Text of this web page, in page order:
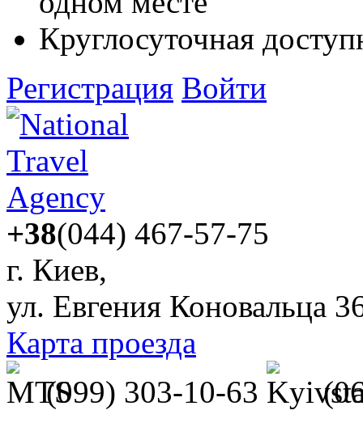
Круглосуточная
Регистрация Войти
+38(044) 467-57-75
г. Киев,
ул. Евгения Коновальца
Карта проезда
(099) 303-10-63